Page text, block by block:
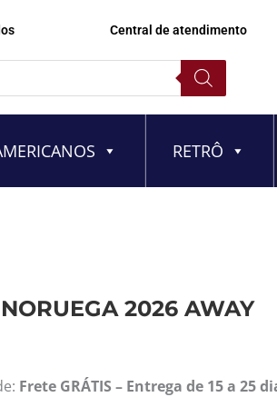
Central de atendimento
RETRÔ
2026 AWAY
Frete GRÁTIS – Entrega de 15 a 25